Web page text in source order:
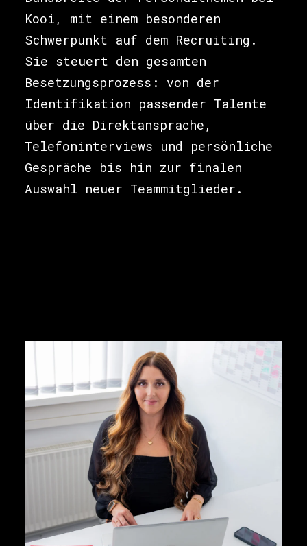
Kooi, mit einem besonderen
Schwerpunkt auf dem Recruiting.
Sie steuert den gesamten
Besetzungsprozess: von der
Identifikation passender Talente
über die Direktansprache,
Telefoninterviews und persönliche
Gespräche bis hin zur finalen
Auswahl neuer Teammitglieder.